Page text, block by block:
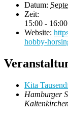
Datum:
Zeit:
15:00 - 16:00
Website:
hobby-
Kita
Hamburger